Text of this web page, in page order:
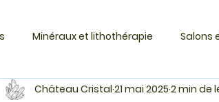
Minéraux et lithothérapie Salons
Château Cristal 21 mai 2025 2 min de